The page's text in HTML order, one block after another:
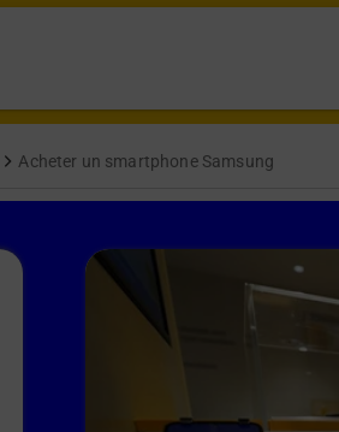
Acheter un smartphone Samsung